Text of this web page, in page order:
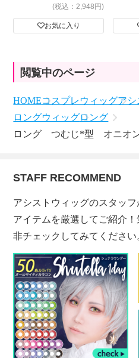
(税込：2,948円)
お気に入り
閲覧中のページ
HOMEコスプレウィッグア
ロングウィッグロング
ロング つむじ*型 オニオ
STAFF RECOMMEND
アシストウィッグのスタッ
アイテムを厳選してご紹介
非チェックしてみてください